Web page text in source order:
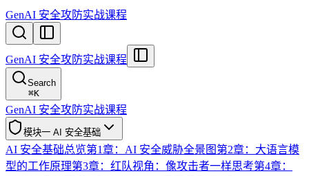
GenAI 安全攻防实战课程
GenAI 安全攻防实战课程
Search
⌘K
GenAI 安全攻防实战课程
模块一 AI 安全基础
AI 安全基础总览第1章：AI 安全威胁全景图 第2章：大语言模
型的工作原理第3章：红队视角：像攻击者一样思考第4章：